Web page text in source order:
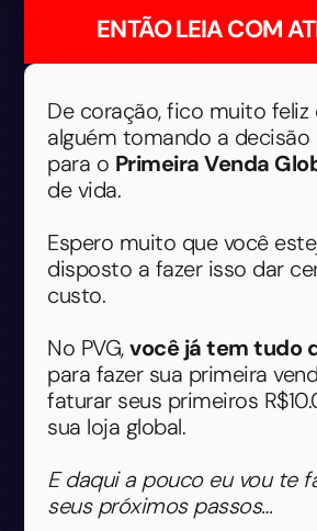
ENTÃO LEIA COM
De coração, fico muito feliz
alguém tomando a decisão
para o Primeira Venda
de vida.
Espero muito que você
disposto a fazer isso dar
custo.
No PVG,você já tem tudo
para fazer sua primeira
faturar seus primeiros
sua loja global.
E daqui a pouco eu vou te
seus próximos passos…